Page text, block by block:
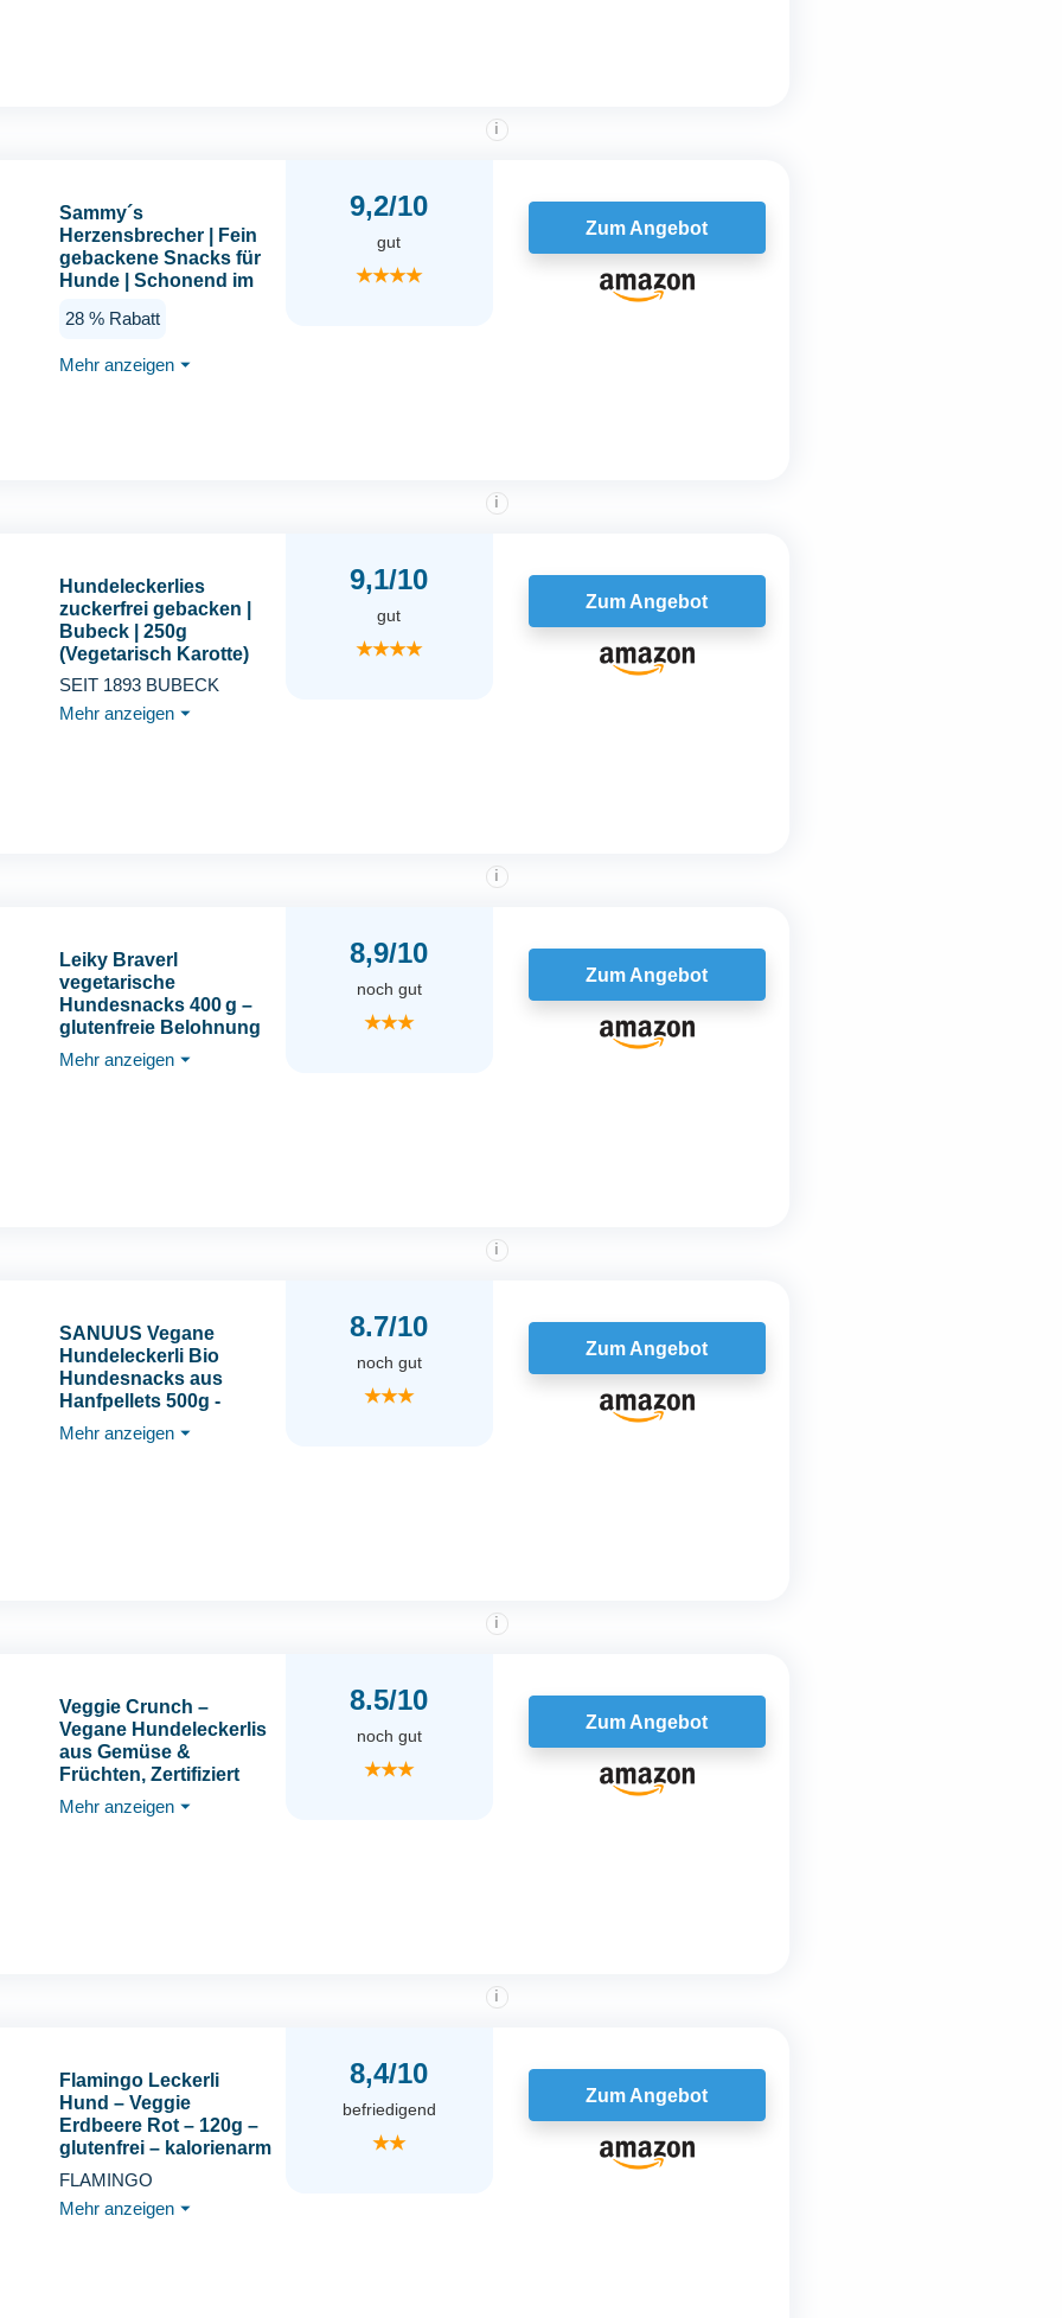
Sammy´s
Herzensbrecher | Fein
gebackene Snacks für
Hunde | Schonend im
Rote Bete &
Geflügel | ohne
28 % Rabatt
Mehr anzeigen ⏷
9,2/10
i
gut
★★★★
Zum Angebot
Hundeleckerlies
zuckerfrei gebacken |
Bubeck | 250g
(Vegetarisch Karotte)
SEIT 1893 BUBECK
Mehr anzeigen ⏷
9,1/10
i
gut
★★★★
Zum Angebot
Leiky Braverl
vegetarische
Hundesnacks 400 g –
glutenfreie Belohnung
ohne Zusatzstoffe
Mehr anzeigen ⏷
8,9/10
i
noch gut
★★★
Zum Angebot
SANUUS Vegane
Hundeleckerli Bio
Hundesnacks aus
Hanfpellets 500g -
100% natürliches
Hundeleckerli
Mehr anzeigen ⏷
8.7/10
i
noch gut
★★★
Zum Angebot
Veggie Crunch –
Vegane Hundeleckerlis
aus Gemüse &
Früchten, Zertifiziert
vegan – Nachhaltige,
getreidefreie Snacks
Mehr anzeigen ⏷
8.5/10
i
noch gut
★★★
Zum Angebot
Flamingo Leckerli
Hund – Veggie
Erdbeere Rot – 120g –
glutenfrei – kalorienarm
– Zahnpflege Snack
FLAMINGO
Mehr anzeigen ⏷
8,4/10
i
befriedigend
★★
Zum Angebot